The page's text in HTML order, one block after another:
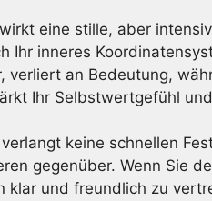
eine stille, aber
Ihr inneres
verliert an Bedeutung,
Ihr Selbstwertgefühl
keine schnellen
gegenüber. Wenn Sie
klar und freundlich zu